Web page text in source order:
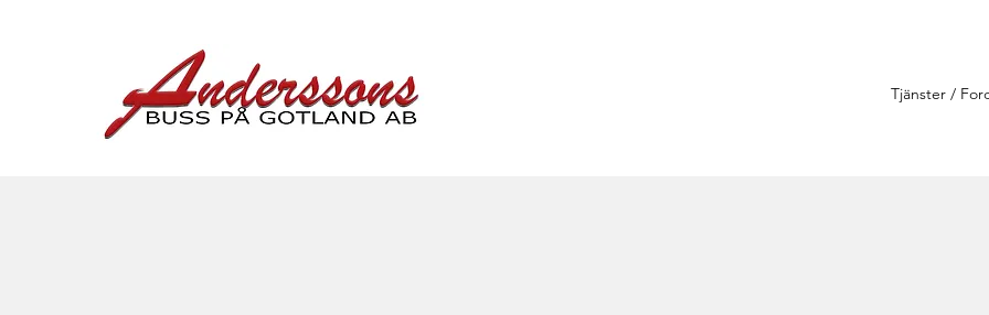
Tjänster /